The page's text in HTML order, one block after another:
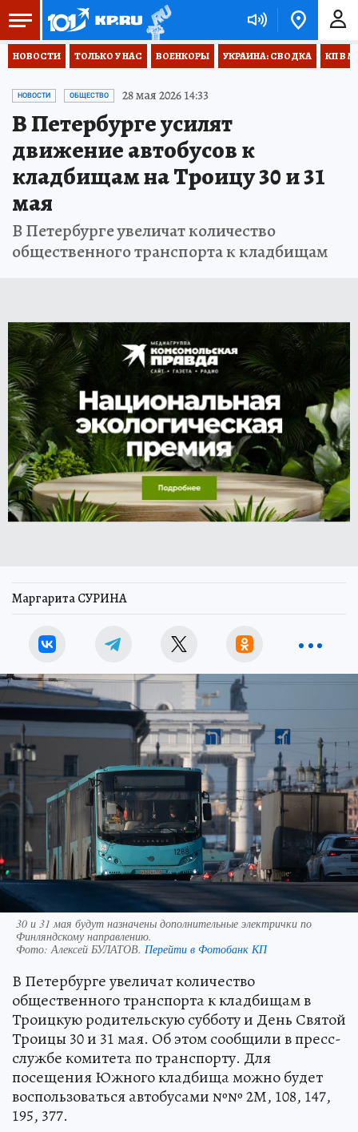
НОВОСТИ ТОЛЬКО У НАС ВОЕНКОРЫ УКРАИНА: СВОДКА КП В
НОВОСТИ ОБЩЕСТВО 28 мая 2026 14:33
В Петербурге усилят
движение автобусов к
кладбищам на Троицу 30 и 31
мая
В Петербурге увеличат количество
общественного транспорта к кладбищам
Маргарита СУРИНА
30 и 31 мая будут назначены дополнительные электрички по
Финляндскому направлению.
Фото: Алексей БУЛАТОВ. Перейти в Фотобанк КП
В Петербурге увеличат количество
общественного транспорта к кладбищам в
Троицкую родительскую субботу и День Святой
Троицы 30 и 31 мая. Об этом сообщили в пресс-
службе комитета по транспорту. Для
посещения Южного кладбища можно будет
воспользоваться автобусами №№ 2М, 108, 147,
195, 377.